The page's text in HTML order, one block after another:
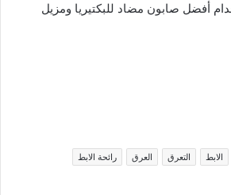
أفضل صابون مضاد للبكتيريا ومزيل
الابط التعرق العرق
رائحة الابط